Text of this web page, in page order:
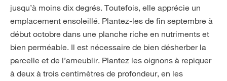
jusqu’à moins dix degrés. Toutefois, elle apprécie un
emplacement ensoleillé. Plantez-les de fin septembre à
début octobre dans une planche riche en nutriments et
bien perméable. Il est nécessaire de bien désherber la
parcelle et de l’ameublir. Plantez les oignons à repiquer
à deux à trois centimètres de profondeur, en les